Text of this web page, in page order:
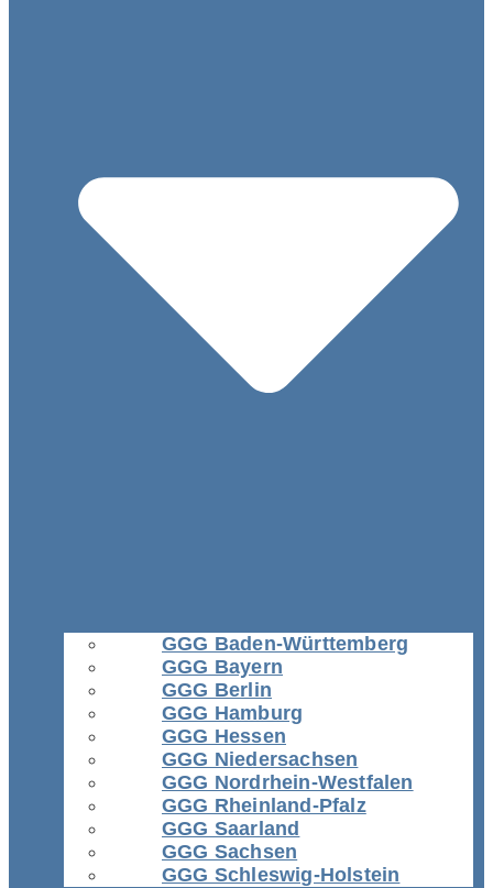
GGG Baden-Württemberg
GGG Bayern
GGG Berlin
GGG Hamburg
GGG Hessen
GGG Niedersachsen
GGG Nordrhein-Westfalen
GGG Rheinland-Pfalz
GGG Saarland
GGG Sachsen
GGG Schleswig-Holstein